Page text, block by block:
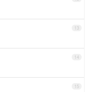
13
14
15